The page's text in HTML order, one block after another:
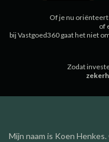
Of je nu oriënteert
of
bij Vastgoed360 gaat het niet
Zodat
Mijn naam is Koen